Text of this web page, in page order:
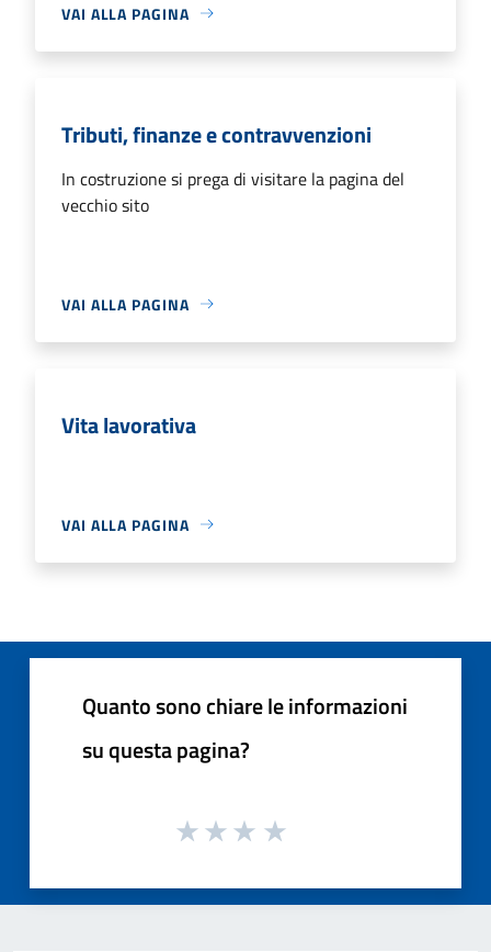
VAI ALLA PAGINA
Tributi, finanze e contravvenzioni
In costruzione si prega di visitare la pagina del
vecchio sito
VAI ALLA PAGINA
Vita lavorativa
VAI ALLA PAGINA
Quanto sono chiare le informazioni
su questa pagina?